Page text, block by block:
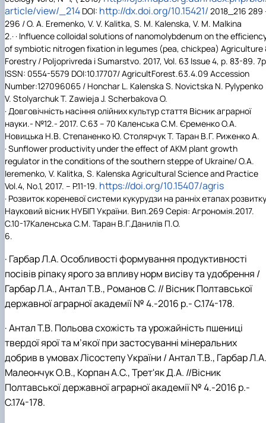
article/view/_214 DOI: http://dx.doi.org/10.15421/ 2018_216 289
296 / O. A. Eremenko, V. V. Kalitka, S. M. Kalenska, V. M. Malkina
2.· · Influence colloidal solutions of nanomolybdenum on the
of symbiotic nitrogen fixation in legumes (pea, chickpea) Agriculture
Forestry / Poljoprivreda i Sumarstvo. 2017, Vol. 63 Issue 4, p. 83-89.
ISSN: 0554-5579 DOI:10.17707/ AgricultForest.63.4.09 Accession
Number:127096065 / Honchar L. Kalenska S. Novictska N. Pylypenko
V. Stolyarchuk T. Zawieja J. Scherbakova O.
· Довговічність насіння олійних культур стаття Вісник аграрної
науки.- №12.- 2017. C.63 – 70 Каленська С.М. Єременко О.А.
Новицька Н.В. Степаненко Ю. Столярчук Т. Таран В.Г. Риженко А.
· Sunflower productivity under the effect of AKM plant growth
regulator in the conditions of the southern steppe of Ukraine/ O.A.
Ieremenko, V. Kalitka, S. Kalenska Agricultural Science and Practice
Vol.4, No.1, 2017. – P.11-19. https://doi.org/10.15407/agris
· Розвиток кореневої системи кукурудзи на ранніх етапах
Науковий вісник НУБІП України. Вип.269 Серія: Агрономія.2017.
С.10-17Каленська С.М. Таран В.Г.Данилів П.O.
6.
· Гарбар Л.А. Особливості формування продуктивності
посівів ріпаку ярого за впливу норм висіву та удобрення /
Гарбар Л.А., Антал Т.В., Романов С. // Вісник Полтавської
державної аграрної академії № 4.-2016 р.- С.174-178.
·Антал Т.В. Польова схожість та урожайність пшениці
твердої ярої та м’якої при застосуванні мінеральних
добрив в умовах Лісостепу України / Антал Т.В., Гарбар
Малеончук О.В., Корпан А.С., Трет'як Д.А. //Вісник
Полтавської державної аграрної академії № 4.-2016 р.-
С.174-178.